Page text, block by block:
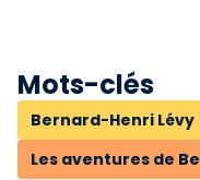
Mots-clés
Bernard-Henri Lévy
Les aventures de